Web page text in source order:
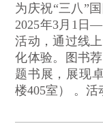
为庆祝“三八”
2025年3月1日
活动，通过线
化体验。图书
题书展，展现
楼405室） 。